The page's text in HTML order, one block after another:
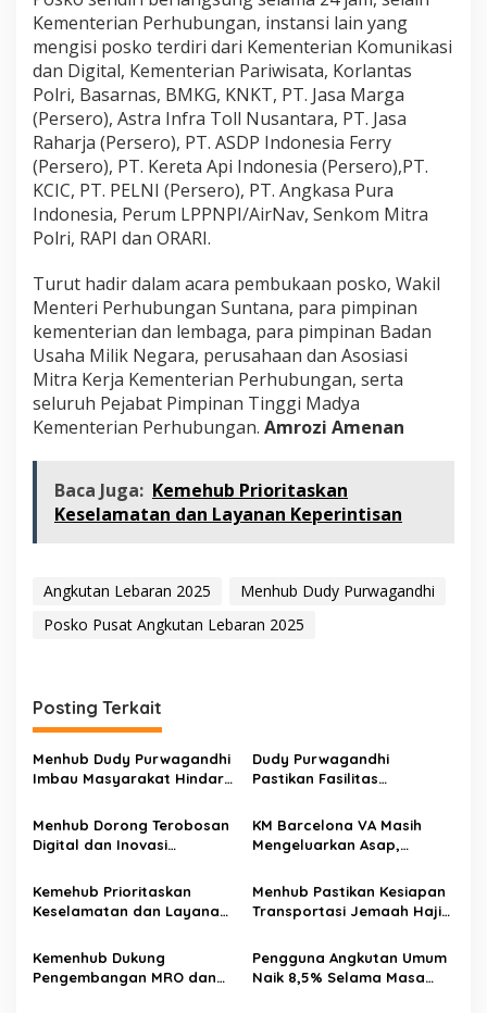
Kementerian Perhubungan, instansi lain yang
mengisi posko terdiri dari Kementerian Komunikasi
dan Digital, Kementerian Pariwisata, Korlantas
Polri, Basarnas, BMKG, KNKT, PT. Jasa Marga
(Persero), Astra Infra Toll Nusantara, PT. Jasa
Raharja (Persero), PT. ASDP Indonesia Ferry
(Persero), PT. Kereta Api Indonesia (Persero),PT.
KCIC, PT. PELNI (Persero), PT. Angkasa Pura
Indonesia, Perum LPPNPI/AirNav, Senkom Mitra
Polri, RAPI dan ORARI.
Turut hadir dalam acara pembukaan posko, Wakil
Menteri Perhubungan Suntana, para pimpinan
kementerian dan lembaga, para pimpinan Badan
Usaha Milik Negara, perusahaan dan Asosiasi
Mitra Kerja Kementerian Perhubungan, serta
seluruh Pejabat Pimpinan Tinggi Madya
Kementerian Perhubungan. Amrozi Amenan
Baca Juga: Kemehub Prioritaskan
Keselamatan dan Layanan Keperintisan
Angkutan Lebaran 2025
Menhub Dudy Purwagandhi
Posko Pusat Angkutan Lebaran 2025
Posting Terkait
Menhub Dudy Purwagandhi
Imbau Masyarakat Hindari
Maksimalkan WFA
Dudy Purwagandhi
Pastikan Fasilitas
Balik Lebaran Aman dan
Lancar
Menhub Dorong Terobosan
Digital dan Inovasi
Udara
KM Barcelona VA Masih
Mengeluarkan Asap,
Pendinginan Dipercepat
Kemehub Prioritaskan
Keselamatan dan Layanan
Menhub Pastikan Kesiapan
Transportasi Jemaah Haji
Kemenhub Dukung
Pengembangan MRO dan
Pengguna Angkutan Umum
Naik 8,5% Selama Masa